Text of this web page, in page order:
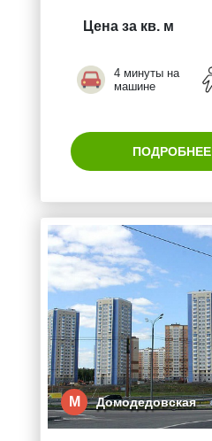
Цена за кв. м
4 минуты на
машине
ПОДРОБНЕЕ
М Домодедовская